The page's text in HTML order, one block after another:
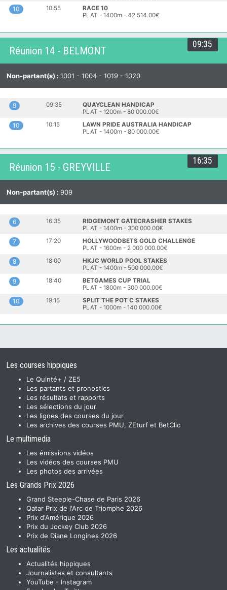
10 10:55
RACE 10
PLAT - 1400m - 42 514.00€
09:35
Réunion 14 - BELMONT
Non-partant(s) : 1001 - 1004 - 1019 - 1020
9 09:35
QUAYCLEAN HANDICAP
PLAT - 1200m - 80 000.00€
10 10:15
LAWN PRIDE AUSTRALIA HANDICAP
PLAT - 1400m - 80 000.00€
16:35
Réunion 15 - GREYVILLE
Non-partant(s) : 909
6 16:35
RIDGEMONT GATECRASHER STAKES
PLAT - 1400m - 300 000.00€
7 17:20
HOLLYWOODBETS GOLD CHALLENGE
PLAT - 1600m - 2 000 000.00€
8 18:00
HKJC WORLD POOL STAKES
PLAT - 1400m - 500 000.00€
9 18:40
BETGAMES CUP TRIAL
PLAT - 1800m - 300 000.00€
10 19:15
SPLIT THE POT C STAKES
PLAT - 1000m - 140 000.00€
Les courses hippiques
Le Quinté+ / ZE5
Les partants et pronostics
Les résultats et rapports
Les sélections du jour
Les lignes des courses du jour
Les archives des courses PMU, ZEturf et BetClic
Le multimedia
Les émissions vidéos
Les vidéos des courses PMU
Les photos des arrivées
Les Grands Prix 2026
Grand Steeple-Chase de Paris 2026
Qatar Prix de l'Arc de Triomphe 2026
Prix d'Amérique 2026
Prix du Jockey Club 2026
Prix de Diane Longines 2026
Les actualités
Actualités hippiques
Journalistes et consultants
YouTube - Instagram